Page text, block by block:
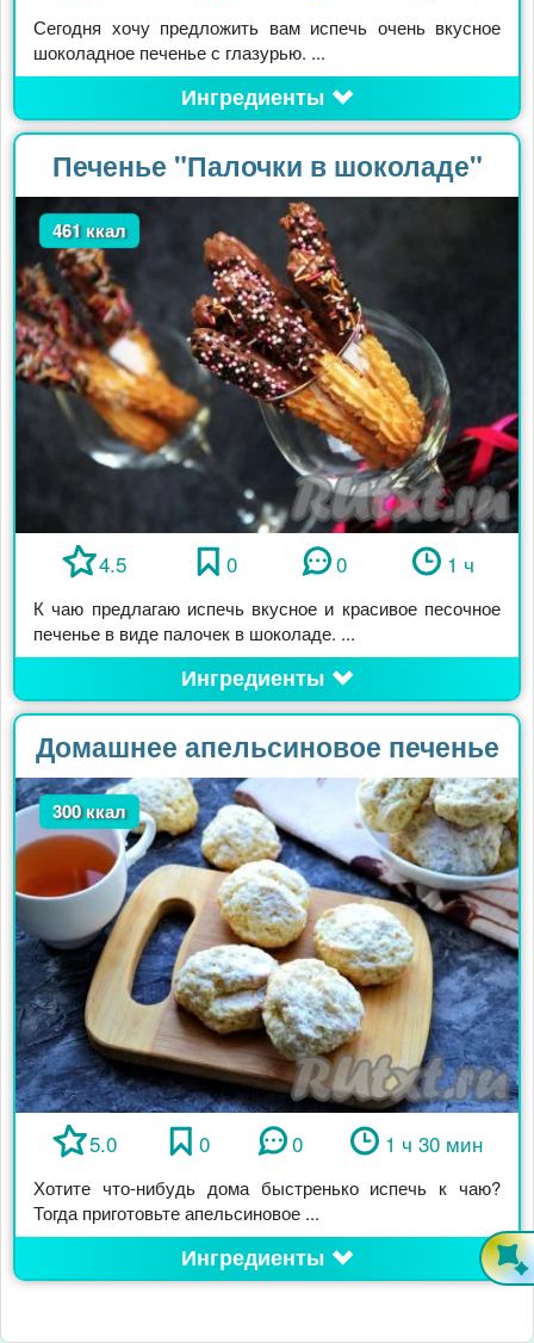
Сегодня хочу предложить вам испечь очень вкусное
шоколадное печенье с глазурью. ...
Ингредиенты
Печенье "Палочки в шоколаде"
461 ккал
4.5 0 0 1 ч
К чаю предлагаю испечь вкусное и красивое песочное
печенье в виде палочек в шоколаде. ...
Ингредиенты
Домашнее апельсиновое печенье
300 ккал
5.0 0 0 1 ч 30 мин
Хотите что-нибудь дома быстренько испечь к чаю?
Тогда приготовьте апельсиновое ...
Ингредиенты